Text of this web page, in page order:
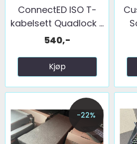
ConnectED ISO T-
kabelsett Quadlock ...
540,-
Kjøp
-22%